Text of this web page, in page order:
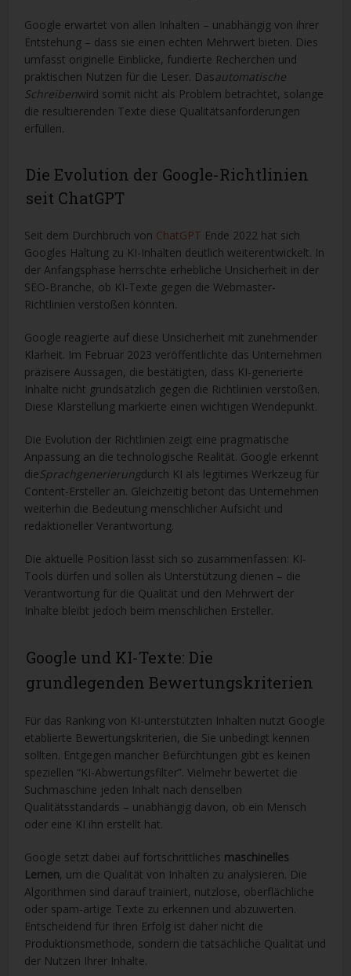
Google erwartet von allen Inhalten – unabhängig von ihrer
Entstehung – dass sie einen echten Mehrwert bieten. Dies
umfasst originelle Einblicke, fundierte Recherchen und
praktischen Nutzen für die Leser. Dasautomatische
Schreibenwird somit nicht als Problem betrachtet, solange
die resultierenden Texte diese Qualitätsanforderungen
erfüllen.
Die Evolution der Google-Richtlinien
seit ChatGPT
Seit dem Durchbruch von ChatGPT Ende 2022 hat sich
Googles Haltung zu KI-Inhalten deutlich weiterentwickelt. In
der Anfangsphase herrschte erhebliche Unsicherheit in der
SEO-Branche, ob KI-Texte gegen die Webmaster-
Richtlinien verstoßen könnten.
Google reagierte auf diese Unsicherheit mit zunehmender
Klarheit. Im Februar 2023 veröffentlichte das Unternehmen
präzisere Aussagen, die bestätigten, dass KI-generierte
Inhalte nicht grundsätzlich gegen die Richtlinien verstoßen.
Diese Klarstellung markierte einen wichtigen Wendepunkt.
Die Evolution der Richtlinien zeigt eine pragmatische
Anpassung an die technologische Realität. Google erkennt
dieSprachgenerierungdurch KI als legitimes Werkzeug für
Content-Ersteller an. Gleichzeitig betont das Unternehmen
weiterhin die Bedeutung menschlicher Aufsicht und
redaktioneller Verantwortung.
Die aktuelle Position lässt sich so zusammenfassen: KI-
Tools dürfen und sollen als Unterstützung dienen – die
Verantwortung für die Qualität und den Mehrwert der
Inhalte bleibt jedoch beim menschlichen Ersteller.
Google und KI-Texte: Die
grundlegenden Bewertungskriterien
Für das Ranking von KI-unterstützten Inhalten nutzt Google
etablierte Bewertungskriterien, die Sie unbedingt kennen
sollten. Entgegen mancher Befürchtungen gibt es keinen
speziellen “KI-Abwertungsfilter”. Vielmehr bewertet die
Suchmaschine jeden Inhalt nach denselben
Qualitätsstandards – unabhängig davon, ob ein Mensch
oder eine KI ihn erstellt hat.
Google setzt dabei auf fortschrittliches maschinelles
Lernen, um die Qualität von Inhalten zu analysieren. Die
Algorithmen sind darauf trainiert, nutzlose, oberflächliche
oder spam-artige Texte zu erkennen und abzuwerten.
Entscheidend für Ihren Erfolg ist daher nicht die
Produktionsmethode, sondern die tatsächliche Qualität und
der Nutzen Ihrer Inhalte.